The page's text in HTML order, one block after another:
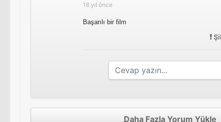
18 yıl önce
Başarılı bir film
Daha Fazla Yorum Yükle